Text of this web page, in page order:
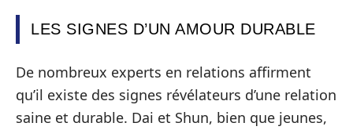
LES SIGNES D’UN AMOUR DURABLE
De nombreux experts en relations affirment
qu’il existe des signes révélateurs d’une relation
saine et durable. Dai et Shun, bien que jeunes,